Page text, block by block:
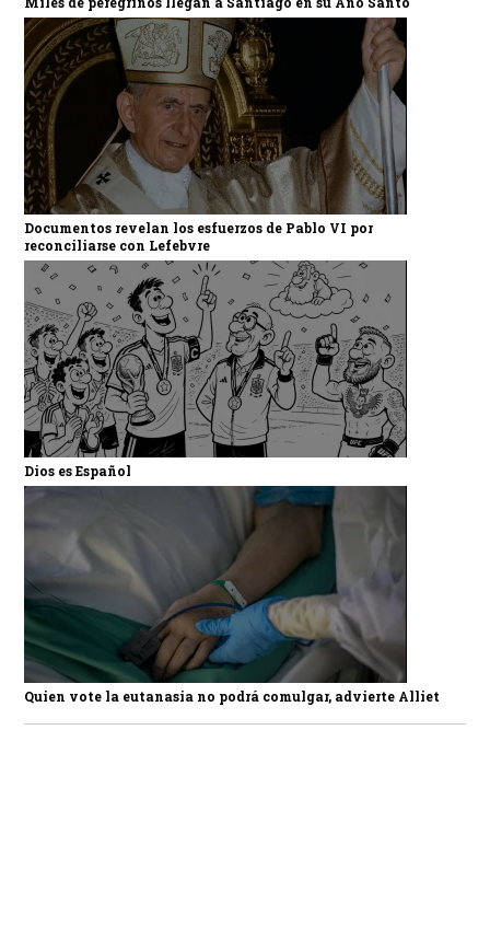
Documentos revelan los esfuerzos de Pablo VI por
reconciliarse con Lefebvre
Dios es Español
Quien vote la eutanasia no podrá comulgar, advierte Alliet